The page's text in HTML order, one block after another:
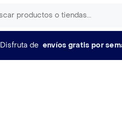
Disfruta de envíos gratis por